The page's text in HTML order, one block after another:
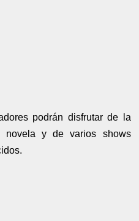
podrán disfrutar de la
novela y de varios shows